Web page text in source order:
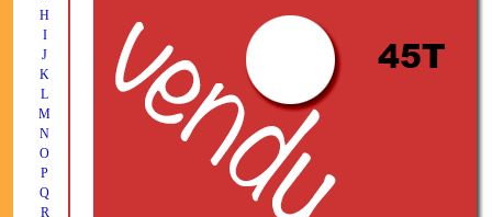
H
I
J
K
L
M
N
O
P
Q
R